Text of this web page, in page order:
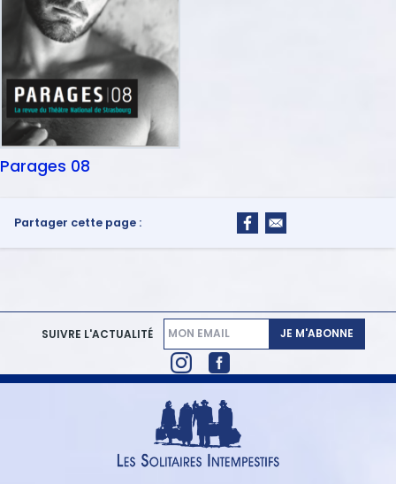
Parages 08
Partager cette page :
SUIVRE L'ACTUALITÉ JE M'ABONNE